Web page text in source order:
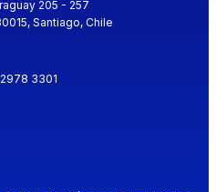
205 - 257
Santiago, Chile
3301